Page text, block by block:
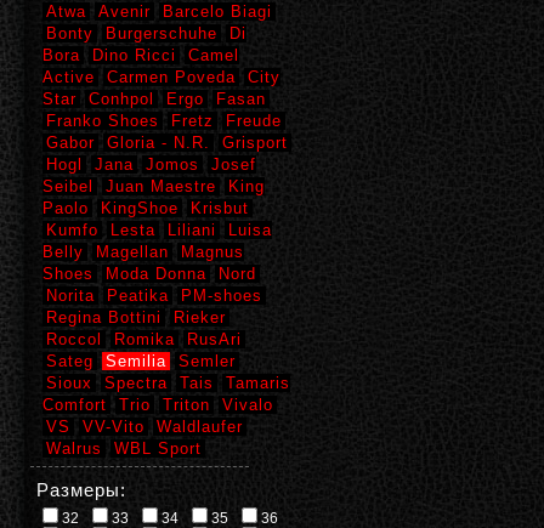
Atwa
Avenir
Barcelo Biagi
Bonty
Burgerschuhe
Di
Bora
Dino Ricci
Camel
Active
Carmen Poveda
City
Star
Conhpol Ergo
Fasan
Franko Shoes
Fretz
Freude
Gabor
Gloria - N.R.
Grisport
Hogl
Jana Jomos
Josef
Seibel
Juan Maestre
King
Paolo
KingShoe
Krisbut
Kumfo
Lesta Liliani
Luisa
Belly
Magellan
Magnus
Shoes
Moda Donna
Nord
Norita
Peatika
PM-shoes
Regina Bottini
Rieker
Roccol
Romika
RusAri
Sateg
Semilia
Semler
Sioux
Spectra Tais
Tamaris
Comfort
Trio Triton
Vivalo
VS
VV-Vito
Waldlaufer
Walrus
WBL Sport
Размеры:
32 33 34 35
36